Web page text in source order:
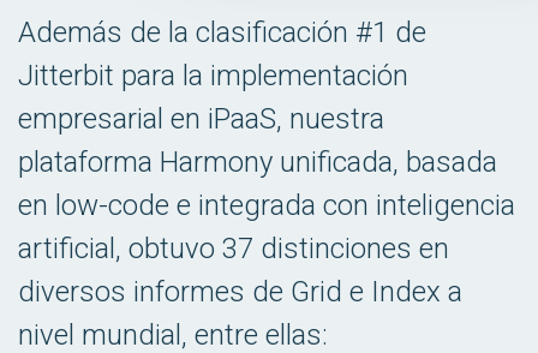
Además de la clasificación #1 de
Jitterbit para la implementación
empresarial en iPaaS, nuestra
plataforma Harmony unificada, basada
en low-code e integrada con inteligencia
artificial, obtuvo 37 distinciones en
diversos informes de Grid e Index a
nivel mundial, entre ellas: